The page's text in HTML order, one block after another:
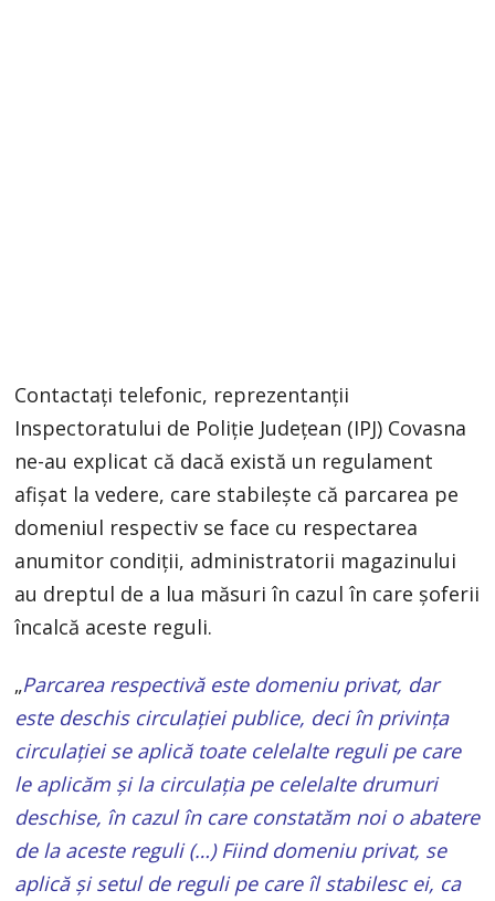
Contactați telefonic, reprezentanții
Inspectoratului de Poliție Județean (IPJ) Covasna
ne-au explicat că dacă există un regulament
afișat la vedere, care stabilește că parcarea pe
domeniul respectiv se face cu respectarea
anumitor condiții, administratorii magazinului
au dreptul de a lua măsuri în cazul în care șoferii
încalcă aceste reguli.
„Parcarea respectivă este domeniu privat, dar
este deschis circulației publice, deci în privința
circulației se aplică toate celelalte reguli pe care
le aplicăm și la circulația pe celelalte drumuri
deschise, în cazul în care constatăm noi o abatere
de la aceste reguli (…) Fiind domeniu privat, se
aplică și setul de reguli pe care îl stabilesc ei, ca